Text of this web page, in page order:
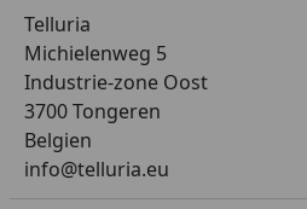
Telluria
Michielenweg 5
Industrie-zone Oost
3700 Tongeren
Belgien
info@telluria.eu